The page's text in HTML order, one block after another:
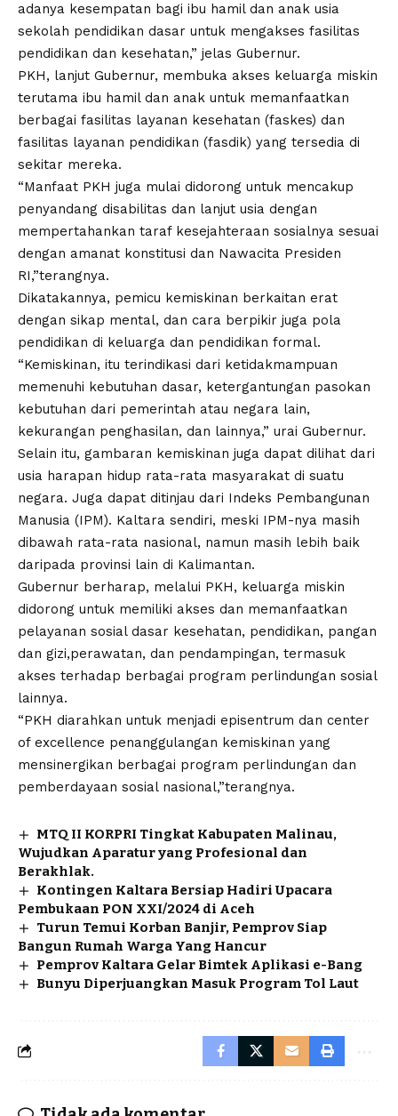
adanya kesempatan bagi ibu hamil dan anak usia
sekolah pendidikan dasar untuk mengakses fasilitas
pendidikan dan kesehatan,” jelas Gubernur.
PKH, lanjut Gubernur, membuka akses keluarga miskin
terutama ibu hamil dan anak untuk memanfaatkan
berbagai fasilitas layanan kesehatan (faskes) dan
fasilitas layanan pendidikan (fasdik) yang tersedia di
sekitar mereka.
“Manfaat PKH juga mulai didorong untuk mencakup
penyandang disabilitas dan lanjut usia dengan
mempertahankan taraf kesejahteraan sosialnya sesuai
dengan amanat konstitusi dan Nawacita Presiden
RI,”terangnya.
Dikatakannya, pemicu kemiskinan berkaitan erat
dengan sikap mental, dan cara berpikir juga pola
pendidikan di keluarga dan pendidikan formal.
“Kemiskinan, itu terindikasi dari ketidakmampuan
memenuhi kebutuhan dasar, ketergantungan pasokan
kebutuhan dari pemerintah atau negara lain,
kekurangan penghasilan, dan lainnya,” urai Gubernur.
Selain itu, gambaran kemiskinan juga dapat dilihat dari
usia harapan hidup rata-rata masyarakat di suatu
negara. Juga dapat ditinjau dari Indeks Pembangunan
Manusia (IPM). Kaltara sendiri, meski IPM-nya masih
dibawah rata-rata nasional, namun masih lebih baik
daripada provinsi lain di Kalimantan.
Gubernur berharap, melalui PKH, keluarga miskin
didorong untuk memiliki akses dan memanfaatkan
pelayanan sosial dasar kesehatan, pendidikan, pangan
dan gizi,perawatan, dan pendampingan, termasuk
akses terhadap berbagai program perlindungan sosial
lainnya.
“PKH diarahkan untuk menjadi episentrum dan center
of excellence penanggulangan kemiskinan yang
mensinergikan berbagai program perlindungan dan
pemberdayaan sosial nasional,”terangnya.
MTQ II KORPRI Tingkat Kabupaten Malinau,
Wujudkan Aparatur yang Profesional dan
Berakhlak.
Kontingen Kaltara Bersiap Hadiri Upacara
Pembukaan PON XXI/2024 di Aceh
Turun Temui Korban Banjir, Pemprov Siap
Bangun Rumah Warga Yang Hancur
Pemprov Kaltara Gelar Bimtek Aplikasi e-Bang
Bunyu Diperjuangkan Masuk Program Tol Laut